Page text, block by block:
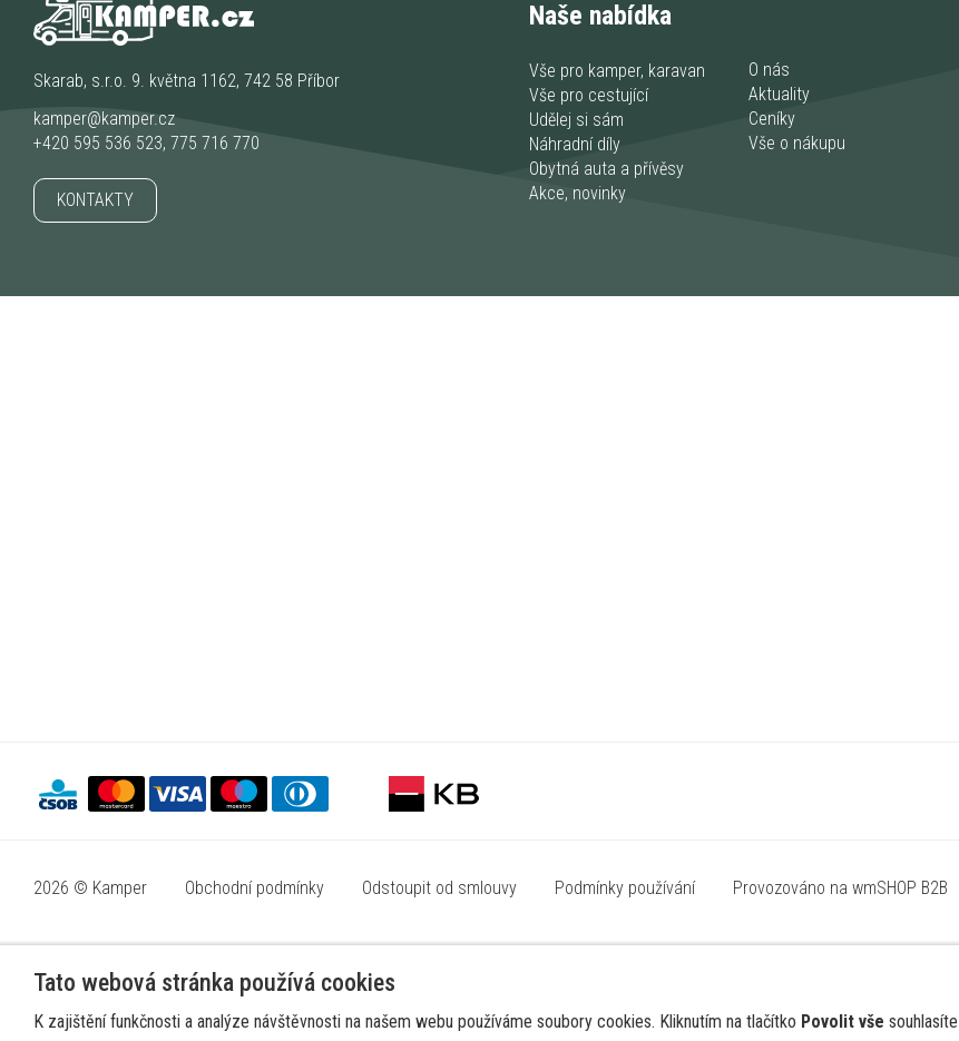
Skarab, s.r.o. 9. května 1162, 742 58 Příbor
kamper@kamper.cz
+420 595 536 523, 775 716 770
KONTAKTY
Naše nabídka
Vše pro kamper, karavan
Vše pro cestující
Udělej si sám
Náhradní díly
Obytná auta a přívěsy
Akce, novinky
O nás
Aktuality
Ceníky
Vše o nákupu
2026 © Kamper Obchodní podmínky Odstoupit od smlouvy Podmínky používání Provozováno na wmSHOP B2B
Tato webová stránka používá cookies
K zajištění funkčnosti a analýze návštěvnosti na našem webu používáme soubory cookies. Kliknutím na tlačítko Povolit vše